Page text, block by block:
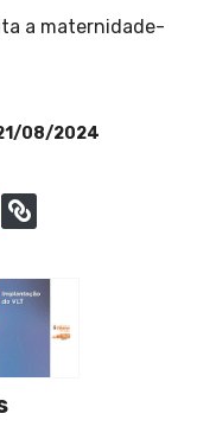
a maternidade-
08/2024